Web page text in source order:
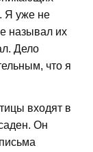
Я уже не
называл их
Дело
что я
входят в
Он